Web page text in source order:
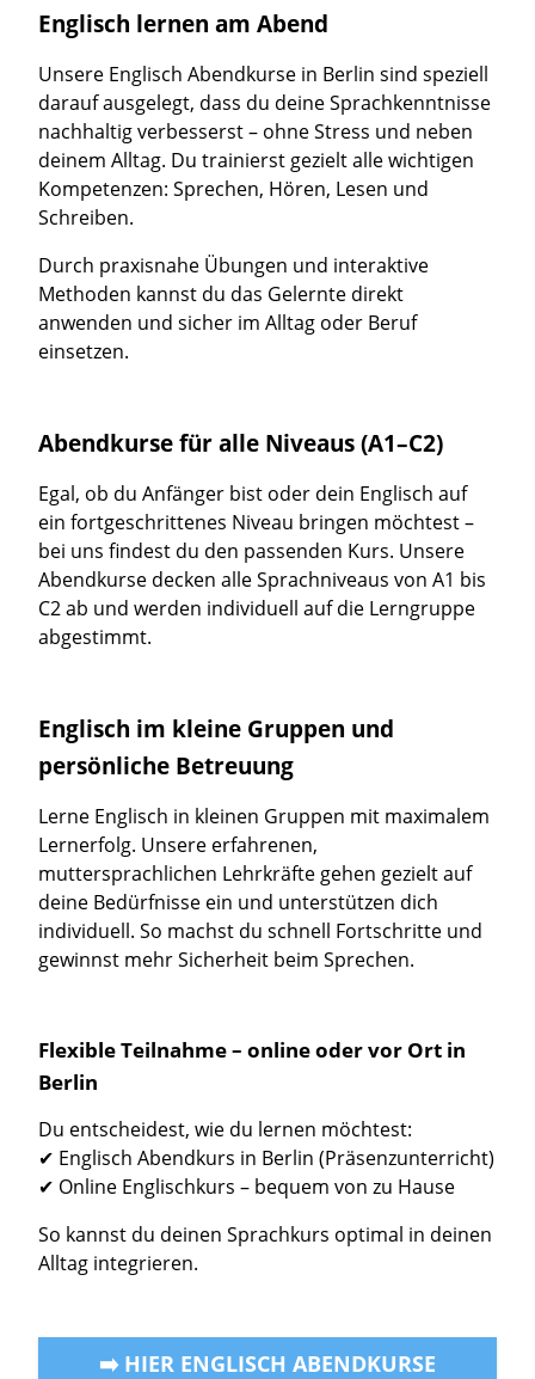
Englisch lernen am Abend
Unsere Englisch Abendkurse in Berlin sind speziell
darauf ausgelegt, dass du deine Sprachkenntnisse
nachhaltig verbesserst – ohne Stress und neben
deinem Alltag. Du trainierst gezielt alle wichtigen
Kompetenzen: Sprechen, Hören, Lesen und
Schreiben.
Durch praxisnahe Übungen und interaktive
Methoden kannst du das Gelernte direkt
anwenden und sicher im Alltag oder Beruf
einsetzen.
Abendkurse für alle Niveaus (A1–C2)
Egal, ob du Anfänger bist oder dein Englisch auf
ein fortgeschrittenes Niveau bringen möchtest –
bei uns findest du den passenden Kurs. Unsere
Abendkurse decken alle Sprachniveaus von A1 bis
C2 ab und werden individuell auf die Lerngruppe
abgestimmt.
Englisch im kleine Gruppen und
persönliche Betreuung
Lerne Englisch in kleinen Gruppen mit maximalem
Lernerfolg. Unsere erfahrenen,
muttersprachlichen Lehrkräfte gehen gezielt auf
deine Bedürfnisse ein und unterstützen dich
individuell. So machst du schnell Fortschritte und
gewinnst mehr Sicherheit beim Sprechen.
Flexible Teilnahme – online oder vor Ort in
Berlin
Du entscheidest, wie du lernen möchtest:
✔ Englisch Abendkurs in Berlin (Präsenzunterricht)
✔ Online Englischkurs – bequem von zu Hause
So kannst du deinen Sprachkurs optimal in deinen
Alltag integrieren.
➡️ HIER ENGLISCH ABENDKURSE